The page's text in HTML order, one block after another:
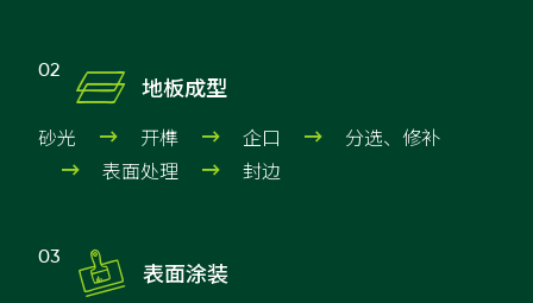
02  地板成型
砂光  开榫  企口  分选、修补
 表面处理  封边
03  表面涂装